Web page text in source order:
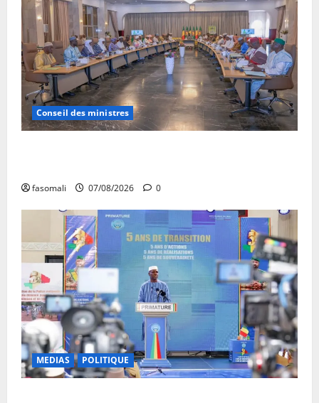
Conseil des ministres
fasomali 07/08/2026 0
MEDIAS POLITIQUE